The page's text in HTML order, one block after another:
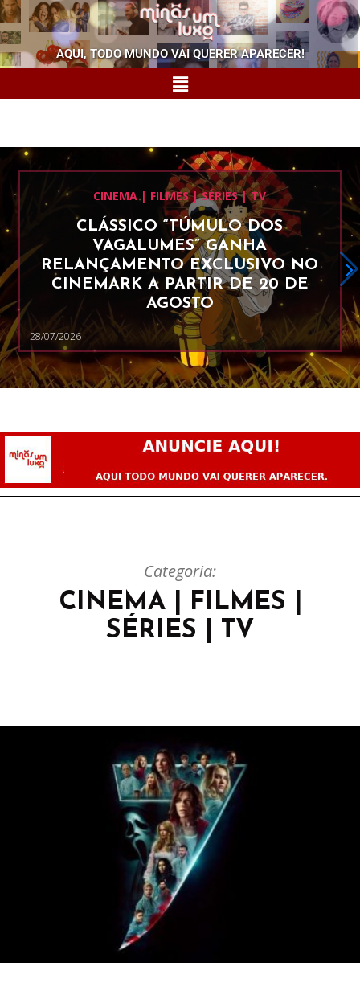
AQUI, TODO MUNDO VAI QUERER APARECER!
CINEMA | FILMES | SÉRIES | TV
CLÁSSICO “TÚMULO DOS
VAGALUMES” GANHA
RELANÇAMENTO EXCLUSIVO NO
CINEMARK A PARTIR DE 20 DE
AGOSTO
28/07/2026
Categoria:
CINEMA | FILMES |
SÉRIES | TV